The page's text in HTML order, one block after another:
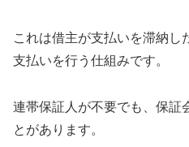
これは借主が支払いを滞納し
支払いを行う仕組みです。
連帯保証人が不要でも、保証
とがあります。